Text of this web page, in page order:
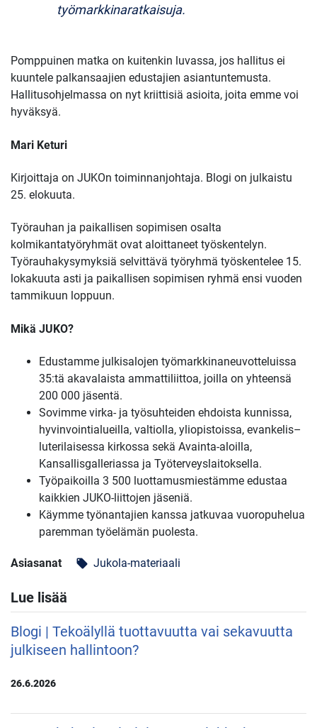
työmarkkinaratkaisuja.
Pomppuinen matka on kuitenkin luvassa, jos hallitus ei
kuuntele palkansaajien edustajien asiantuntemusta.
Hallitusohjelmassa on nyt kriittisiä asioita, joita emme voi
hyväksyä.
Mari Keturi
Kirjoittaja on JUKOn toiminnanjohtaja. Blogi on julkaistu
25. elokuuta.
Työrauhan ja paikallisen sopimisen osalta
kolmikantatyöryhmät ovat aloittaneet työskentelyn.
Työrauhakysymyksiä selvittävä työryhmä työskentelee 15.
lokakuuta asti ja paikallisen sopimisen ryhmä ensi vuoden
tammikuun loppuun.
Mikä JUKO?
Edustamme julkisalojen työmarkkinaneuvotteluissa
35:tä akavalaista ammattiliittoa, joilla on yhteensä
200 000 jäsentä.
Sovimme virka- ja työsuhteiden ehdoista kunnissa,
hyvinvointialueilla, valtiolla, yliopistoissa, evankelis–
luterilaisessa kirkossa sekä Avainta-aloilla,
Kansallisgalleriassa ja Työterveyslaitoksella.
Työpaikoilla 3 500 luottamusmiestämme edustaa
kaikkien JUKO-liittojen jäseniä.
Käymme työnantajien kanssa jatkuvaa vuoropuhelua
paremman työelämän puolesta.
Asiasanat local_offer Jukola-materiaali
Lue lisää
Blogi | Tekoälyllä tuottavuutta vai sekavuutta
julkiseen hallintoon?
26.6.2026